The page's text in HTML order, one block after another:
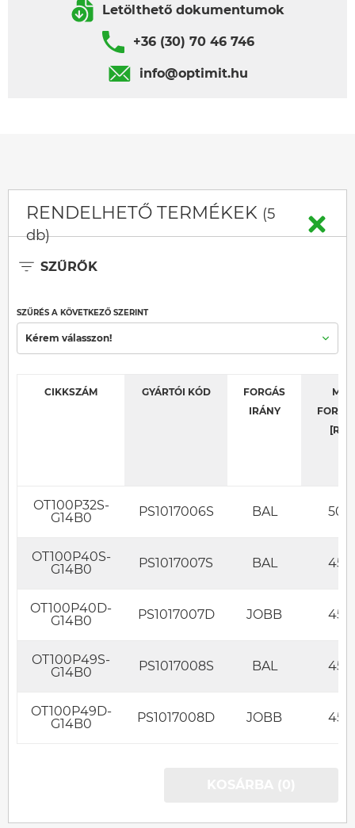
Letölthető dokumentumok
+36 (30) 70 46 746
info@optimit.hu
RENDELHETŐ TERMÉKEK (5
db)
SZŰRŐK
SZŰRÉS A KÖVETKEZŐ SZERINT
Kérem válasszon!
CIKKSZÁM GYÁRTÓI KÓD
FORGÁS
IRÁNY
OT100P32S-
G14B0
PS1017006S BAL
OT100P40S-
G14B0
PS1017007S BAL
OT100P40D-
G14B0
PS1017007D JOBB
OT100P49S-
G14B0
PS1017008S BAL
OT100P49D-
G14B0
PS1017008D JOBB